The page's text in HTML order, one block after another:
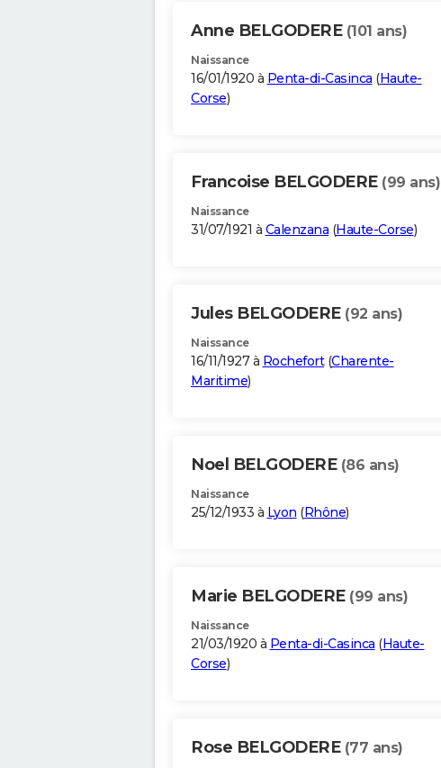
Anne BELGODERE (101 ans)
Naissance
16/01/1920 à Penta-di-Casinca (Haute-
Corse)
Francoise BELGODERE (99 ans)
Naissance
31/07/1921 à Calenzana (Haute-Corse)
Jules BELGODERE (92 ans)
Naissance
16/11/1927 à Rochefort(Charente-
Maritime)
Noel BELGODERE (86 ans)
Naissance
25/12/1933 à Lyon (Rhône)
Marie BELGODERE (99 ans)
Naissance
21/03/1920 à Penta-di-Casinca (Haute-
Corse)
Rose BELGODERE (77 ans)